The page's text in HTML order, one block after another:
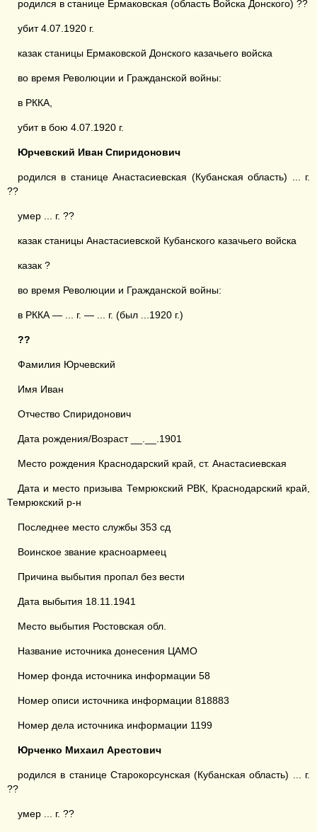
родился в станице Ермаковская (область Войска Донского) ??
убит 4.07.1920 г.
казак станицы Ермаковской Донского казачьего войска
во время Революции и Гражданской войны:
в РККА,
убит в бою 4.07.1920 г.
Юрчевский Иван Спиридонович
родился в станице Анастасиевская (Кубанская область) ... г.
??
умер ... г. ??
казак станицы Анастасиевской Кубанского казачьего войска
казак ?
во время Революции и Гражданской войны:
в РККА — ... г. — ... г. (был ...1920 г.)
??
Фамилия Юрчевский
Имя Иван
Отчество Спиридонович
Дата рождения/Возраст __.__.1901
Место рождения Краснодарский край, ст. Анастасиевская
Дата и место призыва Темрюкский РВК, Краснодарский край,
Темрюкский р-н
Последнее место службы 353 сд
Воинское звание красноармеец
Причина выбытия пропал без вести
Дата выбытия 18.11.1941
Место выбытия Ростовская обл.
Название источника донесения ЦАМО
Номер фонда источника информации 58
Номер описи источника информации 818883
Номер дела источника информации 1199
Юрченко Михаил Арестович
родился в станице Старокорсунская (Кубанская область) ... г.
??
умер ... г. ??